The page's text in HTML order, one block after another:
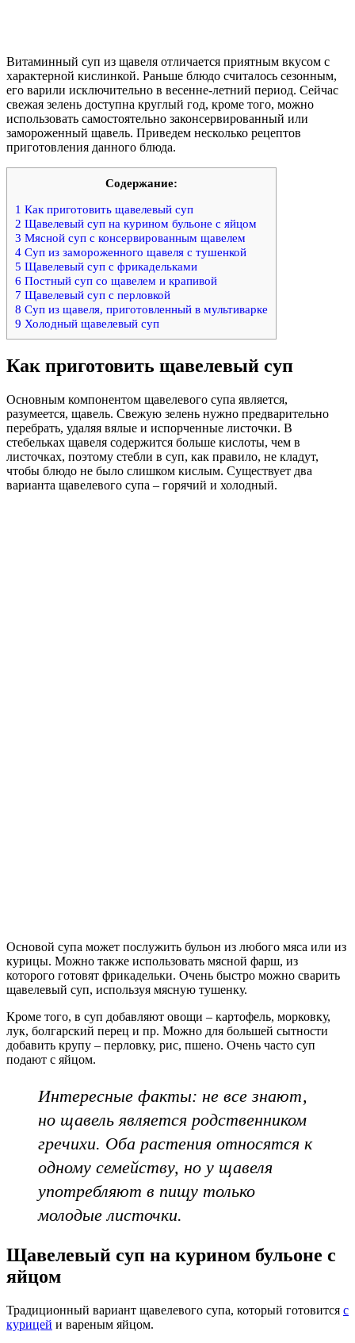
Витаминный суп из щавеля отличается приятным вкусом с
характерной кислинкой. Раньше блюдо считалось сезонным,
его варили исключительно в весенне-летний период. Сейчас
свежая зелень доступна круглый год, кроме того, можно
использовать самостоятельно законсервированный или
замороженный щавель. Приведем несколько рецептов
приготовления данного блюда.
Содержание:
1 Как приготовить щавелевый суп
2 Щавелевый суп на курином бульоне с яйцом
3 Мясной суп с консервированным щавелем
4 Суп из замороженного щавеля с тушенкой
5 Щавелевый суп с фрикадельками
6 Постный суп со щавелем и крапивой
7 Щавелевый суп с перловкой
8 Суп из щавеля, приготовленный в мультиварке
9 Холодный щавелевый суп
Как приготовить щавелевый суп
Основным компонентом щавелевого супа является,
разумеется, щавель. Свежую зелень нужно предварительно
перебрать, удаляя вялые и испорченные листочки. В
стебельках щавеля содержится больше кислоты, чем в
листочках, поэтому стебли в суп, как правило, не кладут,
чтобы блюдо не было слишком кислым. Существует два
варианта щавелевого супа – горячий и холодный.
Основой супа может послужить бульон из любого мяса или из
курицы. Можно также использовать мясной фарш, из
которого готовят фрикадельки. Очень быстро можно сварить
щавелевый суп, используя мясную тушенку.
Кроме того, в суп добавляют овощи – картофель, морковку,
лук, болгарский перец и пр. Можно для большей сытности
добавить крупу – перловку, рис, пшено. Очень часто суп
подают с яйцом.
Интересные факты: не все знают,
но щавель является родственником
гречихи. Оба растения относятся к
одному семейству, но у щавеля
употребляют в пищу только
молодые листочки.
Щавелевый суп на курином бульоне с
яйцом
Традиционный вариант щавелевого супа, который готовится с
курицей и вареным яйцом.